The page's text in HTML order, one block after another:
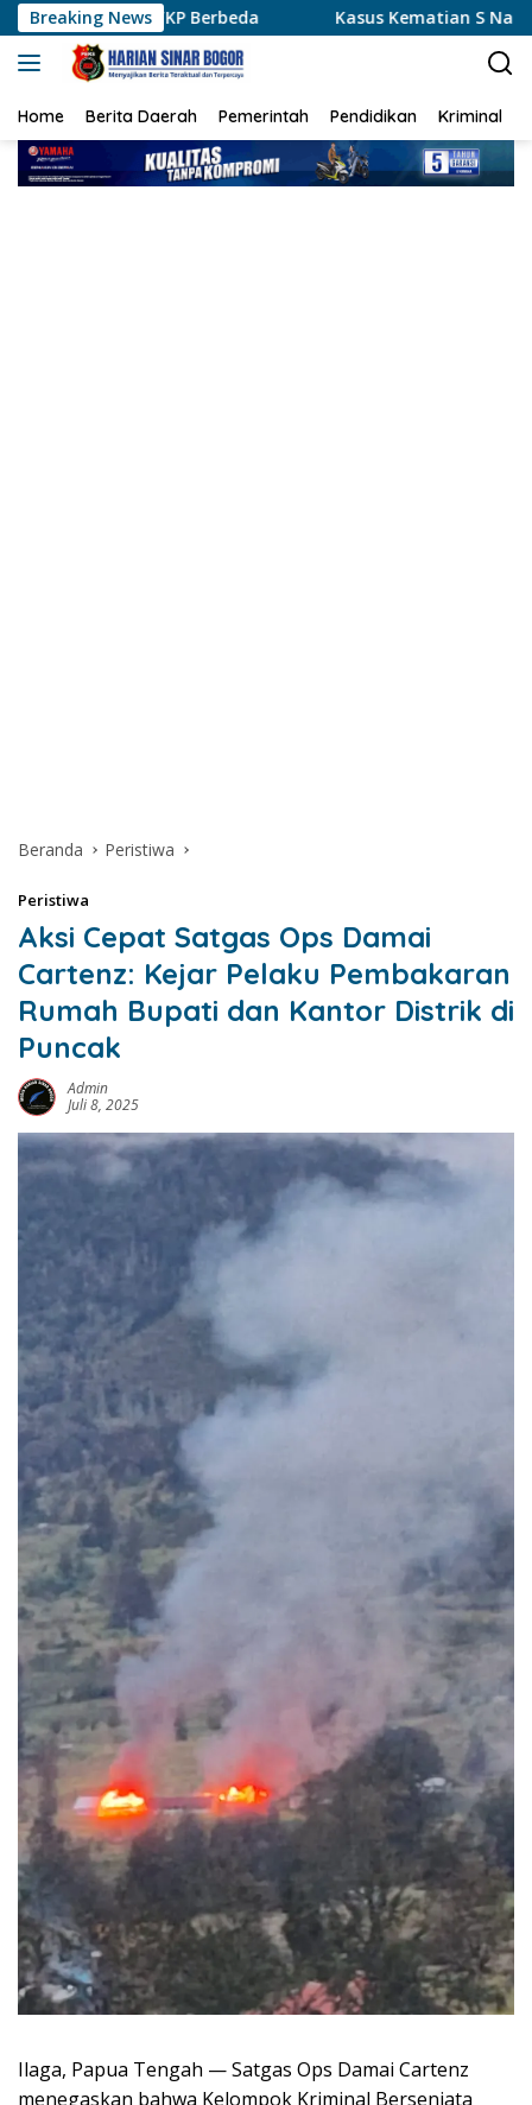
Langsung
ke
konten
Breaking News
Berbeda Kasus Kematian S Naik ke Tahap
Home Berita Daerah Pemerintah Pendidikan Kriminal
Beranda Peristiwa
Peristiwa
Aksi Cepat Satgas Ops Damai
Cartenz: Kejar Pelaku Pembakaran
Rumah Bupati dan Kantor Distrik di
Puncak
Admin
Juli 8, 2025
Ilaga, Papua Tengah — Satgas Ops Damai Cartenz
menegaskan bahwa Kelompok Kriminal Bersenjata